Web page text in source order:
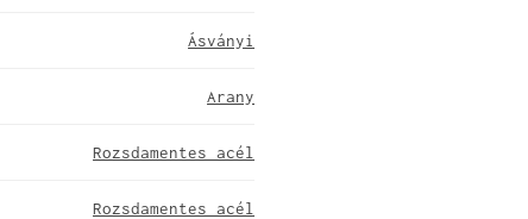
Ásványi
Arany
Rozsdamentes acél
Rozsdamentes acél